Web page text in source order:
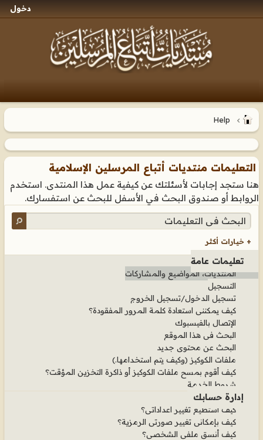
دخول
التعليمات منتديات أتباع المرسلين الإسلامية
هنا ستجد إجابات لأسئلتك عن كيفية عمل هذا المنتدى. استخدم
الروابط أو صندوق البحث في الأسفل للبحث عن استفسارك.
+ خيارات أكثر
تعليمات عامة
المنتديات، المواضيع والمشاركات
التسجيل
تسجيل الدخول/تسجيل الخروج
كيف يمكنني استعادة كلمة المرور المفقودة؟
الإتصال بالفيسبوك
البحث في هذا الموقع
البحث عن محتوى جديد
ملفات الكوكيز (وكيف يتم استخدامها.)
كيف أقوم بمسح ملفات الكوكيز أو ذاكرة التخزين المؤقت؟
شروط الخدمة
إدارة حسابك
كيف استطيع تغيير اعداداتي؟
كيف بإمكاني تغيير صورتي الرمزية؟
كيف أنسق ملفي الشخصي؟